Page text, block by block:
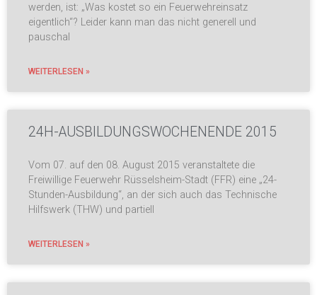
werden, ist: „Was kostet so ein Feuerwehreinsatz
eigentlich“? Leider kann man das nicht generell und
pauschal
WEITERLESEN »
24H-AUSBILDUNGSWOCHENENDE 2015
Vom 07. auf den 08. August 2015 veranstaltete die
Freiwillige Feuerwehr Rüsselsheim-Stadt (FFR) eine „24-
Stunden-Ausbildung“, an der sich auch das Technische
Hilfswerk (THW) und partiell
WEITERLESEN »